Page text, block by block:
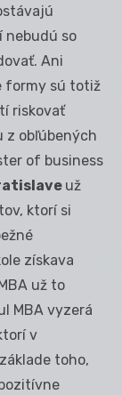
nebudú so
Ani
formy sú totiž
riskovať
z obľúbených
of business
už
ktorí si
získava
už to
MBA vyzerá
v
toho,